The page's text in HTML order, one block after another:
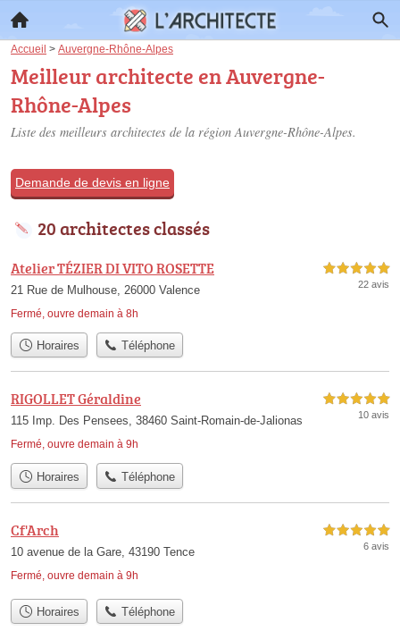
Accueil > Auvergne-Rhône-Alpes
Meilleur architecte en Auvergne-
Rhône-Alpes
Liste des meilleurs architectes de la région Auvergne-Rhône-Alpes.
Demande de devis en ligne
20 architectes classés
Atelier TÉZIER DI VITO ROSETTE
21 Rue de Mulhouse, 26000 Valence
Fermé, ouvre demain à 8h
5,0 étoiles sur 5
22 avis
Horaires Téléphone
RIGOLLET Géraldine
115 Imp. Des Pensees, 38460 Saint-Romain-de-Jalionas
Fermé, ouvre demain à 9h
5,0 étoiles sur 5
10 avis
Horaires Téléphone
Cf'Arch
10 avenue de la Gare, 43190 Tence
Fermé, ouvre demain à 9h
5,0 étoiles sur 5
6 avis
Horaires Téléphone